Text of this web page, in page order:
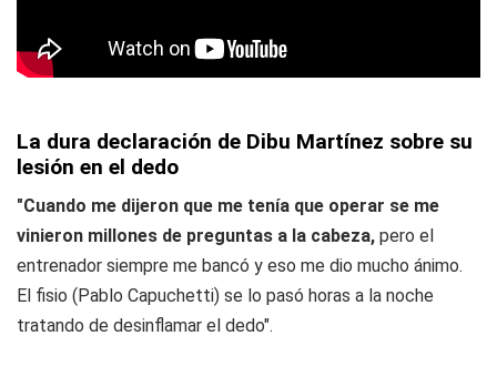
La dura declaración de Dibu Martínez sobre su
lesión en el dedo
"Cuando me dijeron que me tenía que operar se me
vinieron millones de preguntas a la cabeza, pero el
entrenador siempre me bancó y eso me dio mucho ánimo.
El fisio (Pablo Capuchetti) se lo pasó horas a la noche
tratando de desinflamar el dedo".